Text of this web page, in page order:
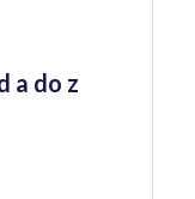
a do z